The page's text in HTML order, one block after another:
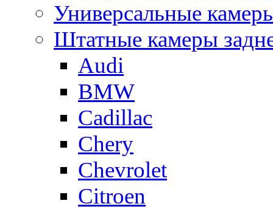
Универсальные
Штатные камеры
Audi
BMW
Cadillac
Chery
Chevrolet
Citroen